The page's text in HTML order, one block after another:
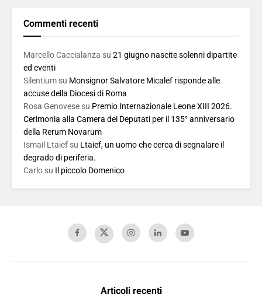
Commenti recenti
Marcello Caccialanza su 21 giugno nascite solenni dipartite
ed eventi
Silentium su Monsignor Salvatore Micalef risponde alle
accuse della Diocesi di Roma
Rosa Genovese su Premio Internazionale Leone XIII 2026.
Cerimonia alla Camera dei Deputati per il 135° anniversario
della Rerum Novarum
Ismail Ltaief su Ltaief, un uomo che cerca di segnalare il
degrado di periferia.
Carlo su Il piccolo Domenico
Articoli recenti